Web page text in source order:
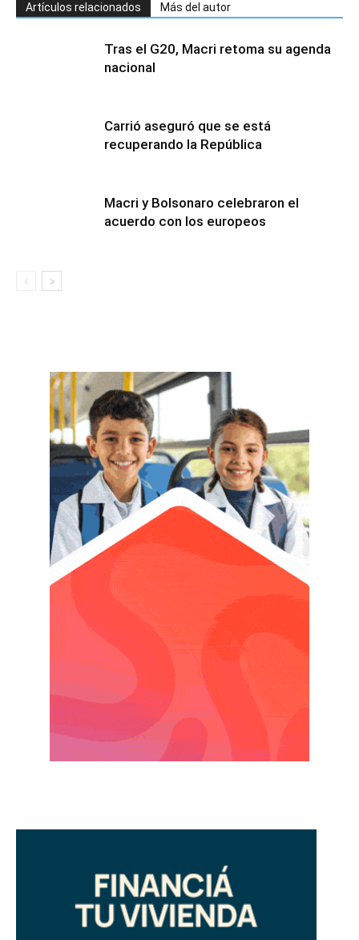
Artículos relacionados Más del autor
Tras el G20, Macri retoma su agenda
nacional
Carrió aseguró que se está
recuperando la República
Macri y Bolsonaro celebraron el
acuerdo con los europeos